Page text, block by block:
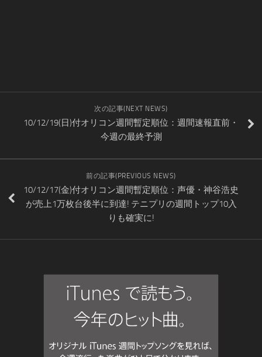
次の記事(NEXT NEWS)
10/12/19(日)付オリコン週間暫定順位：週間速報直前・
今週の最終予測
前の記事(PREVIOUS NEWS)
10/12/17(金)付オリコン週間暫定順位：声優・神谷浩史
が売上1万枚台後半に到達! テニプリの週間トップ10入
りも確実に!